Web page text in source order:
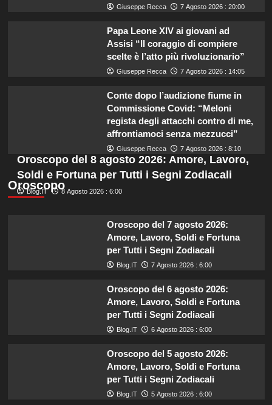
Giuseppe Recca 7 Agosto 2026 : 20:00
Papa Leone XIV ai giovani ad
Assisi “Il coraggio di compiere
scelte è l’atto più rivoluzionario”
Giuseppe Recca 7 Agosto 2026 : 14:05
Conte dopo l’audizione fiume in
Commissione Covid: “Meloni
regista degli attacchi contro di me,
affrontiamoci senza mezzucci”
Giuseppe Recca 7 Agosto 2026 : 8:10
Oroscopo
Oroscopo del 8 agosto 2026: Amore, Lavoro,
Soldi e Fortuna per Tutti i Segni Zodiacali
Blog.IT 8 Agosto 2026 : 6:00
Oroscopo del 7 agosto 2026:
Amore, Lavoro, Soldi e Fortuna
per Tutti i Segni Zodiacali
Blog.IT 7 Agosto 2026 : 6:00
Oroscopo del 6 agosto 2026:
Amore, Lavoro, Soldi e Fortuna
per Tutti i Segni Zodiacali
Blog.IT 6 Agosto 2026 : 6:00
Oroscopo del 5 agosto 2026:
Amore, Lavoro, Soldi e Fortuna
per Tutti i Segni Zodiacali
Blog.IT 5 Agosto 2026 : 6:00